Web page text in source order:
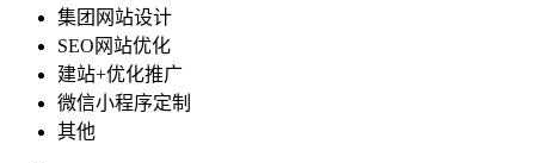
集团网站设计
SEO网站优化
建站+优化推广
微信小程序定制
其他